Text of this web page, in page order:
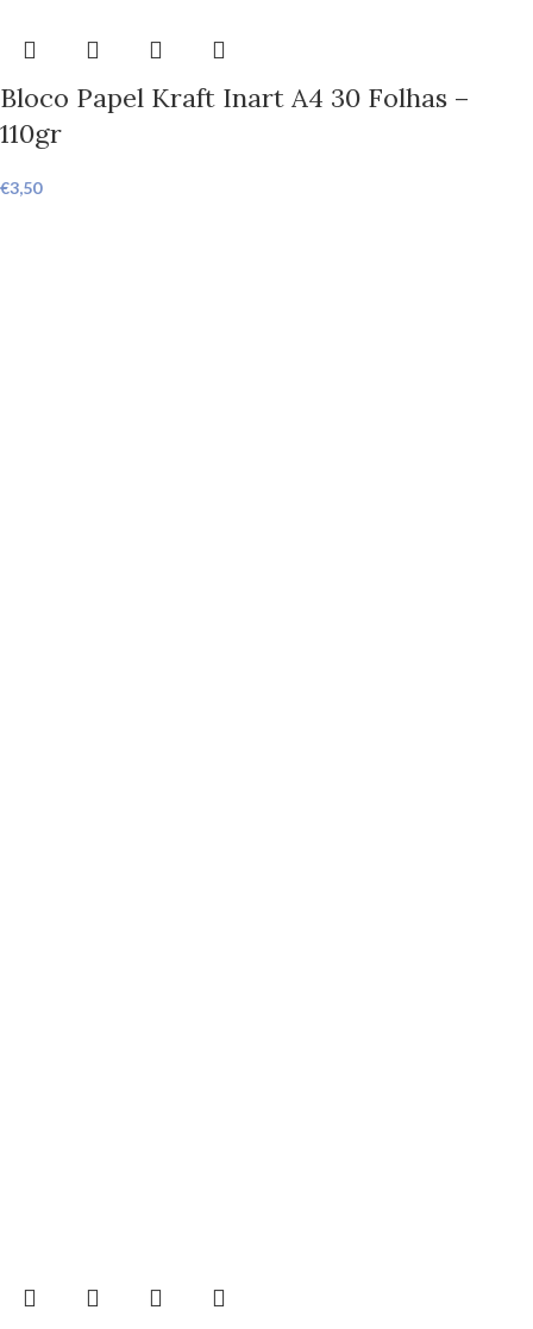
Bloco Papel Kraft Inart A4 30 Folhas –
110gr
€3,50